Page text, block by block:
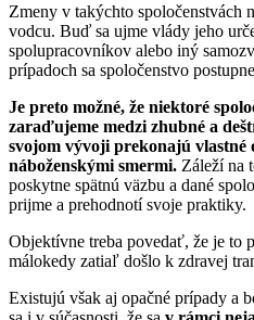
Zmeny v takýchto spoločenstvách
vodcu. Buď sa ujme vlády jeho
spolupracovníkov alebo iný
prípadoch sa spoločenstvo
Je preto možné, že niektoré
zaraďujeme medzi zhubné a
svojom vývoji prekonajú vlastné
náboženskými smermi. Záleží na
poskytne spätnú väzbu a dané
prijme a prehodnotí svoje praktiky.
Objektívne treba povedať, že je to
málokedy zatiaľ došlo k zdravej
Existujú však aj opačné prípady a